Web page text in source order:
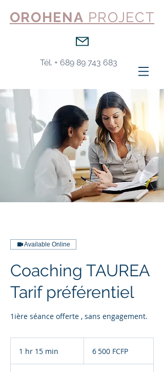
OROHENA PROJECT
Tél. + 689 89 743 683
Available Online
Coaching TAUREA
Tarif préférentiel
1ière séance offerte , sans engagement.
1 hr 15 min
CFP6 500 FCFP